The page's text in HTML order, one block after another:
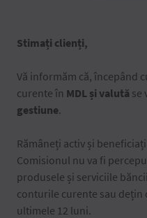
Stimați clienți,
Vă informăm că, începând
curente în MDL și valută se
gestiune.
Rămâneți activ și
Comisionul nu va fi
produsele și serviciile
conturile curente sau dețin
ultimele 12 luni.